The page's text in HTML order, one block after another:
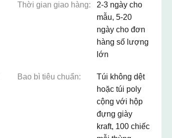
Thời gian giao hàng:
2-3 ngày cho
mẫu, 5-20
ngày cho đơn
hàng số lượng
lớn
Bao bì tiêu chuẩn:
Túi không dệt
hoặc túi poly
cộng với hộp
đựng giày
kraft, 100 chiếc